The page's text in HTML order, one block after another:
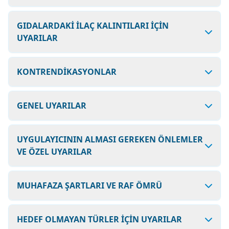
GIDALARDAKİ İLAÇ KALINTILARI İÇİN
UYARILAR
KONTRENDİKASYONLAR
GENEL UYARILAR
UYGULAYICININ ALMASI GEREKEN ÖNLEMLER
VE ÖZEL UYARILAR
MUHAFAZA ŞARTLARI VE RAF ÖMRÜ
HEDEF OLMAYAN TÜRLER İÇİN UYARILAR